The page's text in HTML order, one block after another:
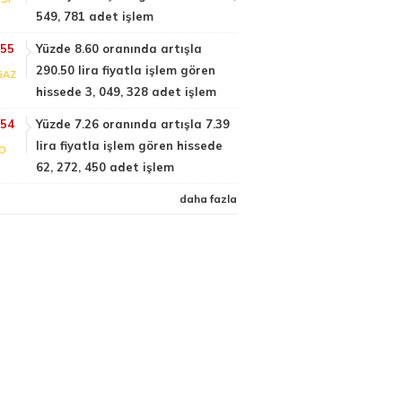
549, 781 adet işlem
Yüzde 8.60 oranında artışla
290.50 lira fiyatla işlem gören
hissede 3, 049, 328 adet işlem
Yüzde 7.26 oranında artışla 7.39
lira fiyatla işlem gören hissede
62, 272, 450 adet işlem
daha fazla